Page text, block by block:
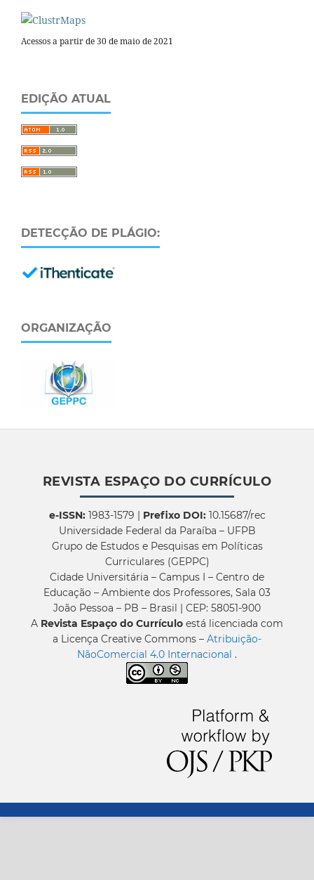
Acessos a partir de 30 de maio de 2021
EDIÇÃO ATUAL
DETECÇÃO DE PLÁGIO:
ORGANIZAÇÃO
REVISTA ESPAÇO DO CURRÍCULO
e-ISSN:1983-1579 | Prefixo DOI:10.15687/rec
Universidade Federal da Paraíba – UFPB
Grupo de Estudos e Pesquisas em Políticas
Curriculares (GEPPC)
Cidade Universitária – Campus I – Centro de
Educação – Ambiente dos Professores, Sala 03
João Pessoa – PB – Brasil | CEP: 58051-900
A Revista Espaço do Currículo está licenciada com
a Licença Creative Commons – Atribuição-
NãoComercial 4.0 Internacional .